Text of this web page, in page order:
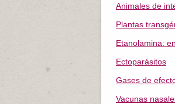
Animales de
Plantas
Etanolamina:
Ectoparásitos
Gases de
Vacunas